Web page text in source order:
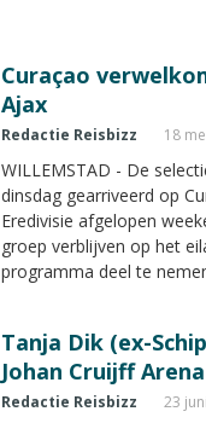
Curaçao
Ajax
Redactie Reisbizz 18
WILLEMSTAD - De
dinsdag gearriveerd op
Eredivisie afgelopen
groep verblijven op het
programma deel te
Tanja Dik (ex-
Johan Cruijff Arena
Redactie Reisbizz 23